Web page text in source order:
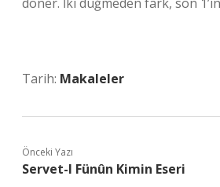
Tarih: Makaleler
Önceki Yazı
Servet-I Fünûn Kimin Eseri